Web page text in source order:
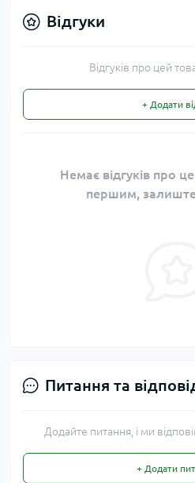
Відгуки
Відгуків про цей
+ Додати
Немає відгуків про
першим, залиште
Питання та
Додайте питання, і ми
+ Додати